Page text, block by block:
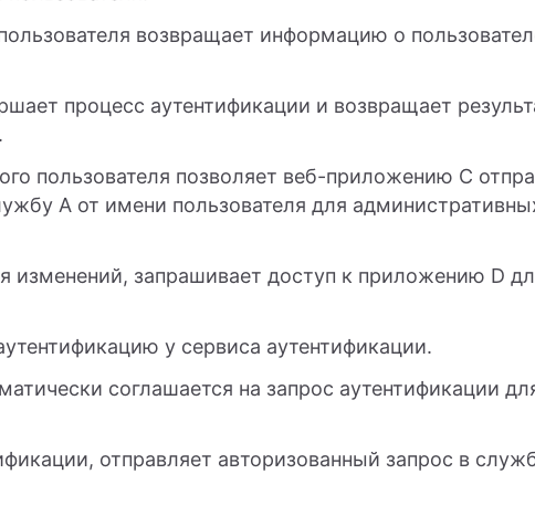
возвращает информацию о
процесс аутентификации и возвращает
пользователя позволяет веб-приложению C
A от имени пользователя для
изменений, запрашивает доступ к приложению D
у сервиса аутентификации.
соглашается на запрос аутентификации
отправляет авторизованный запрос в